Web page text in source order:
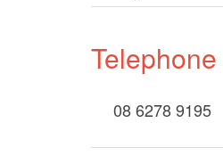
Telephone
08 6278 9195